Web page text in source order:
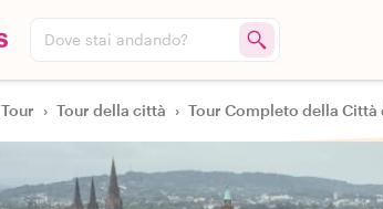
Dove stai andando?
Tour › Tour della città › Tour Completo della Città